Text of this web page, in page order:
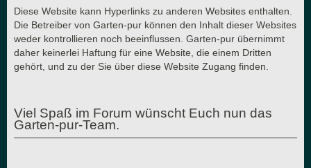
Diese Website kann Hyperlinks zu anderen Websites enthalten.
Die Betreiber von Garten-pur können den Inhalt dieser Websites
weder kontrollieren noch beeinflussen. Garten-pur übernimmt
daher keinerlei Haftung für eine Website, die einem Dritten
gehört, und zu der Sie über diese Website Zugang finden.
Viel Spaß im Forum wünscht Euch nun das
Garten-pur-Team.